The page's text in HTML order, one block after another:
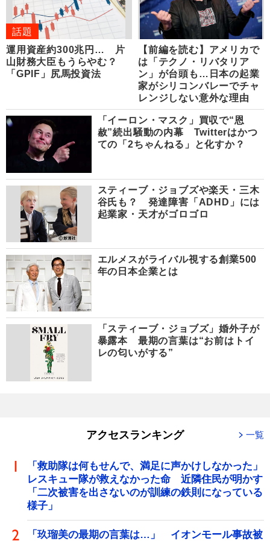
話題
運用資産約300兆円… 片
山財務大臣もうらやむ？
「GPIF」尻馬投資法
【前編を読む】アメリカで
は「テクノ・リバタリア
ン」が台頭も…日本の起業
家がシリコンバレーでチャ
レンジしない意外な理由
「イーロン・マスク」買収で“恩
赦”続出騒動の内幕 Twitterはかつ
ての「2ちゃんねる」と化すか？
スティーブ・ジョブズや楽天・三木
谷氏も？ 発達障害「ADHD」には
起業家・天才がゴロゴロ
エルメスがライバル視する創業500
年の日本企業とは
「スティーブ・ジョブズ」婚外子が
暴露本 最期の言葉は“お前はトイ
レの匂いがする”
アクセスランキング 一覧
「救助隊は何もせんで、満足に声かけしなかった」
レスキュー隊が救えなかった命 近隣住民が明かす
「二次被害を出さないのが訓練の鉄則になっている
様子」
「玖瑠美の最期の言葉は…」 イオンモール事故被